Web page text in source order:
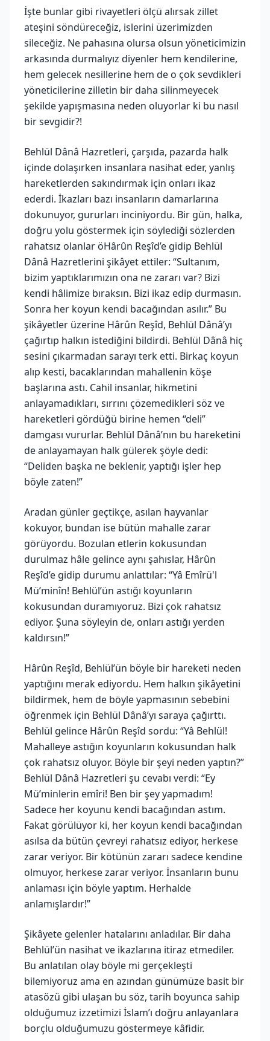
İşte bunlar gibi rivayetleri ölçü alırsak zillet
ateşini söndüreceğiz, islerini üzerimizden
sileceğiz. Ne pahasına olursa olsun yöneticimizin
arkasında durmalıyız diyenler hem kendilerine,
hem gelecek nesillerine hem de o çok sevdikleri
yöneticilerine zilletin bir daha silinmeyecek
şekilde yapışmasına neden oluyorlar ki bu nasıl
bir sevgidir?!
Behlül Dânâ Hazretleri, çarşıda, pazarda halk
içinde dolaşırken insanlara nasihat eder, yanlış
hareketlerden sakındırmak için onları ikaz
ederdi. İkazları bazı insanların damarlarına
dokunuyor, gururları inciniyordu. Bir gün, halka,
doğru yolu göstermek için söylediği sözlerden
rahatsız olanlar öHârûn Reşîd’e gidip Behlül
Dânâ Hazretlerini şikâyet ettiler: “Sultanım,
bizim yaptıklarımızın ona ne zararı var? Bizi
kendi hâlimize bıraksın. Bizi ikaz edip durmasın.
Sonra her koyun kendi bacağından asılır.” Bu
şikâyetler üzerine Hârûn Reşîd, Behlül Dânâ’yı
çağırtıp halkın istediğini bildirdi. Behlül Dânâ hiç
sesini çıkarmadan sarayı terk etti. Birkaç koyun
alıp kesti, bacaklarından mahallenin köşe
başlarına astı. Cahil insanlar, hikmetini
anlayamadıkları, sırrını çözemedikleri söz ve
hareketleri gördüğü birine hemen “deli”
damgası vururlar. Behlül Dânâ’nın bu hareketini
de anlayamayan halk gülerek şöyle dedi:
“Deliden başka ne beklenir, yaptığı işler hep
böyle zaten!”
Aradan günler geçtikçe, asılan hayvanlar
kokuyor, bundan ise bütün mahalle zarar
görüyordu. Bozulan etlerin kokusundan
durulmaz hâle gelince aynı şahıslar, Hârûn
Reşîd’e gidip durumu anlattılar: “Yâ Emîrü'l
Mü’minîn! Behlül’ün astığı koyunların
kokusundan duramıyoruz. Bizi çok rahatsız
ediyor. Şuna söyleyin de, onları astığı yerden
kaldırsın!”
Hârûn Reşîd, Behlül’ün böyle bir hareketi neden
yaptığını merak ediyordu. Hem halkın şikâyetini
bildirmek, hem de böyle yapmasının sebebini
öğrenmek için Behlül Dânâ’yı saraya çağırttı.
Behlül gelince Hârûn Reşîd sordu: “Yâ Behlül!
Mahalleye astığın koyunların kokusundan halk
çok rahatsız oluyor. Böyle bir şeyi neden yaptın?”
Behlül Dânâ Hazretleri şu cevabı verdi: “Ey
Mü’minlerin emîri! Ben bir şey yapmadım!
Sadece her koyunu kendi bacağından astım.
Fakat görülüyor ki, her koyun kendi bacağından
asılsa da bütün çevreyi rahatsız ediyor, herkese
zarar veriyor. Bir kötünün zararı sadece kendine
olmuyor, herkese zarar veriyor. İnsanların bunu
anlaması için böyle yaptım. Herhalde
anlamışlardır!”
Şikâyete gelenler hatalarını anladılar. Bir daha
Behlül’ün nasihat ve ikazlarına itiraz etmediler.
Bu anlatılan olay böyle mi gerçekleşti
bilemiyoruz ama en azından günümüze basit bir
atasözü gibi ulaşan bu söz, tarih boyunca sahip
olduğumuz izzetimizi İslam’ı doğru anlayanlara
borçlu olduğumuzu göstermeye kâfidir.